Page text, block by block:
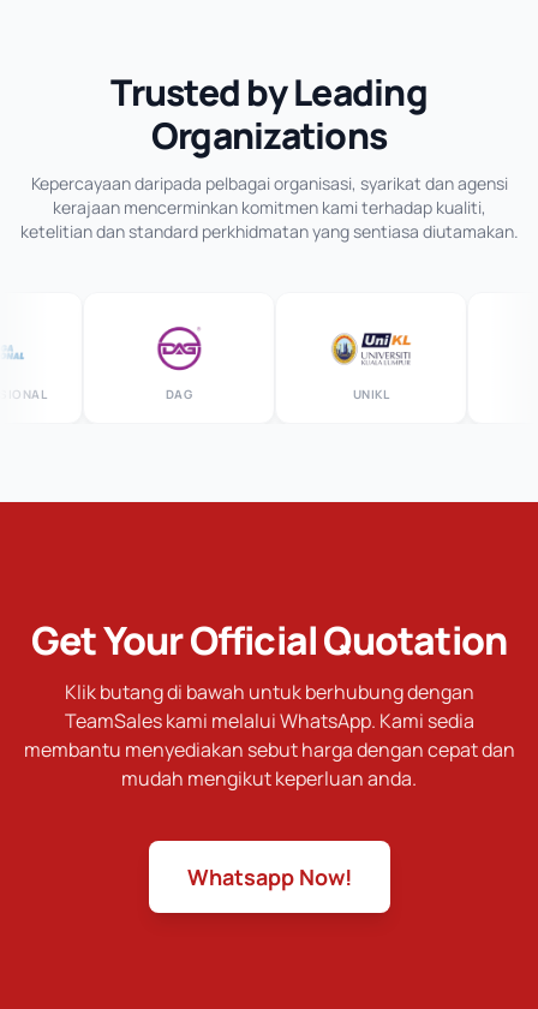
Trusted by Leading
Organizations
Kepercayaan daripada pelbagai organisasi, syarikat dan agensi
kerajaan mencerminkan komitmen kami terhadap kualiti,
ketelitian dan standard perkhidmatan yang sentiasa diutamakan.
DAG UNIKL
Get Your Official Quotation
Klik butang di bawah untuk berhubung dengan
TeamSales kami melalui WhatsApp. Kami sedia
membantu menyediakan sebut harga dengan cepat dan
mudah mengikut keperluan anda.
Whatsapp Now!